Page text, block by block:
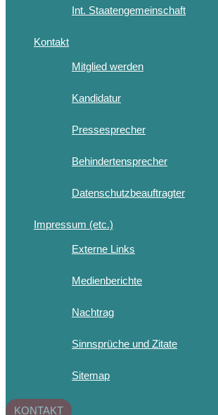
Int. Staatengemeinschaft
Kontakt
Mitglied werden
Kandidatur
Pressesprecher
Behindertensprecher
Datenschutzbeauftragter
Impressum (etc.)
Externe Links
Medienberichte
Nachtrag
Sinnsprüche und Zitate
Sitemap
KONTAKT